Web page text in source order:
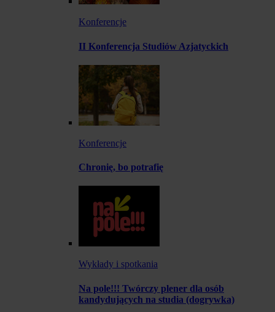
Konferencje
II Konferencja Studiów Azjatyckich
Konferencje
Chronię, bo potrafię
Wykłady i spotkania
Na pole!!! Twórczy plener dla osób
kandydujących na studia (dogrywka)